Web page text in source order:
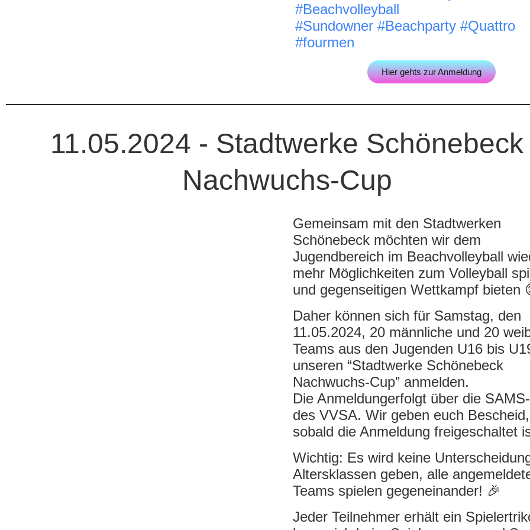
#Beachvolleyball
#Sundowner #Beachparty #Quattro
#fourmen
Hier gehts zur Anmeldung
11.05.2024 - Stadtwerke Schönebeck
Nachwuchs-Cup
Gemeinsam mit den Stadtwerken
Schönebeck möchten wir dem
Jugendbereich im Beachvolleyball
mehr Möglichkeiten zum Volleyball
und gegenseitigen Wettkampf bieten
Daher können sich für Samstag, den
11.05.2024, 20 männliche und 20
Teams aus den Jugenden U16 bis
unseren “Stadtwerke Schönebeck
Nachwuchs-Cup” anmelden.
Die Anmeldungerfolgt über die
des VVSA. Wir geben euch Bescheid,
sobald die Anmeldung freigeschaltet
Wichtig: Es wird keine
Altersklassen geben, alle
Teams spielen gegeneinander! 🎉
Jeder Teilnehmer erhält ein